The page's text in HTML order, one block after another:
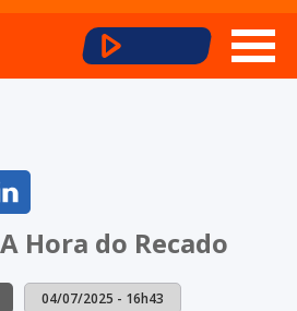
LINKEDIN
Hora do Recado
04/07/2025 - 16h43